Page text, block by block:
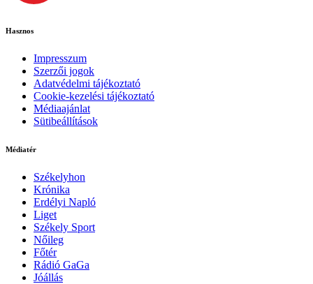
Hasznos
Impresszum
Szerzői jogok
Adatvédelmi tájékoztató
Cookie-kezelési tájékoztató
Médiaajánlat
Sütibeállítások
Médiatér
Székelyhon
Krónika
Erdélyi Napló
Liget
Székely Sport
Nőileg
Főtér
Rádió GaGa
Jóállás